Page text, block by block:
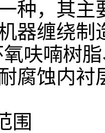
种，其主
器缠绕
呋喃树
腐蚀内
围